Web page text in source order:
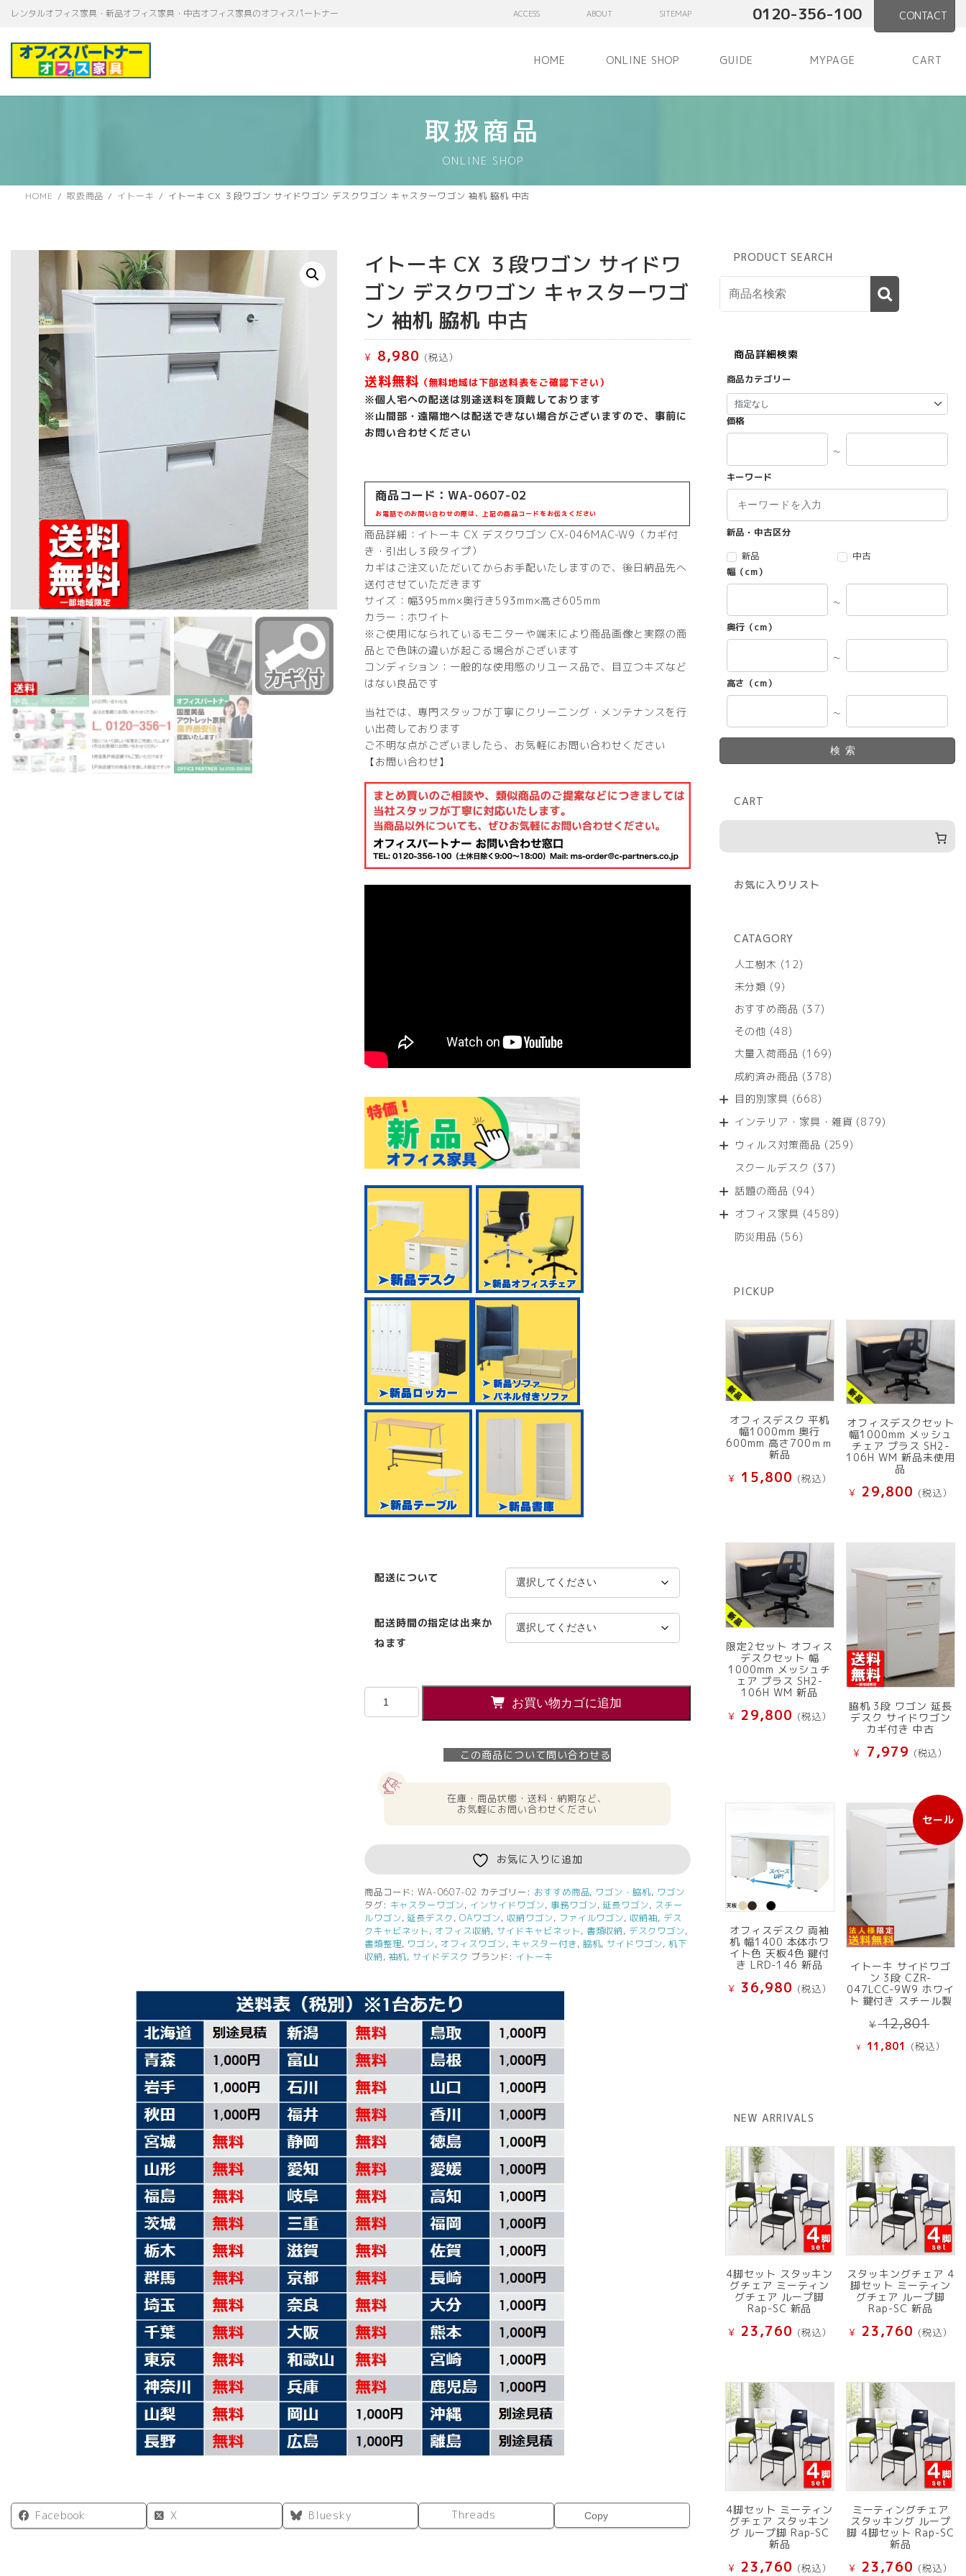
テ
ゲ
レンタルオフィス家具・新品オフィス家具・中古オフィス家具のオフィスパートナー ACCESS ABOUT SITEMAP 0120-356-100 CONTACT
HOME ONLINE SHOP GUIDE MYPAGE CART
取扱商品
ONLINE SHOP
HOME 取扱商品 イトーキ イトーキ CX ３段ワゴン サイドワゴン デスクワゴン キャスターワゴン 袖机 脇机 中古
イトーキ CX ３段ワゴン サイドワ
ゴン デスクワゴン キャスターワゴ
ン 袖机 脇机 中古
¥ 8,980 (税込）
送料無料 （無料地域は下部送料表をご確認下さい）
※個人宅への配送は別途送料を頂戴しております
※山間部・遠隔地へは配送できない場合がございますので、事前に
お問い合わせください
商品コード：WA-0607-02
お電話でのお問い合わせの際は、上記の商品コードをお伝えください
商品詳細：イトーキ CX デスクワゴン CX-046MAC-W9（カギ付
き・引出し３段タイプ）
カギはご注文いただいてからお手配いたしますので、後日納品先へ
送付させていただきます
サイズ：幅395mm×奥行き593mm×高さ605mm
カラー：ホワイト
※ご使用になられているモニターや端末により商品画像と実際の商
品とで色味の違いが起こる場合がございます
コンディション：一般的な使用感のリユース品で、目立つキズなど
はない良品です
当社では、専門スタッフが丁寧にクリーニング・メンテナンスを行
い出荷しております
ご不明な点がございましたら、お気軽にお問い合わせください
【お問い合わせ】
配送について
配送時間の指定は出来か
ねます
イ
ン
サ
イ
ド
ワ
ゴ
ン
デ
ク
ワ
ゴ
ン
キ
ャ
ス
タ
ー
ワ
ゴ
ン
袖
机
脇
机
中
古
個
お買い物カゴに追加
この商品について問い合わせる
在庫・商品状態・送料・納期など、
お気軽にお問い合わせください
お気に入りに追加
商品コード:WA-0607-02 カテゴリー: おすすめ商品, ワゴン・脇机, ワゴン
タグ: キャスターワゴン, インサイドワゴン, 事務ワゴン, 延長ワゴン, スチー
ルワゴン, 延長デスク ,OAワゴン, 収納ワゴン, ファイルワゴン,収納袖, デス
クキャビネット, オフィス収納, サイドキャビネット, 書類収納, デスクワゴン,
書類整理, ワゴン, オフィスワゴン, キャスター付き, 脇机, サイドワゴン,机下
収納, 袖机, サイドデスク ブランド: イトーキ
Facebook X Bluesky Threads Copy
PRODUCT SEARCH
商品詳細検索
商品カテゴリー
価格
～
キーワード
新品・中古区分
新品
中古
幅（cm）
～
奥行（cm）
～
高さ（cm）
～
検索
CART
お気に入りリスト
CATAGORY
人工樹木
1212
商
未分類 99
の
商
おすすめ商品 3737
商
その他 4848
の
商
大量入荷商品 169169
の
成約済み商品 378378
商
目的別家具 668668
の
商
インテリア・家具・雑貨 879879
ウィルス対策商品 259259
スクールデスク 3737
商
話題の商品 9494
の
オフィス家具 45894589
防災用品 5656
PICKUP
オフィスデスク 平机
幅1000mm 奥行
600mm 高さ700ｍｍ
新品
¥ 15,800 (税込）
オフィスデスクセット
幅1000mm メッシュ
チェア プラス SH2-
106H WM 新品未使用
品
¥ 29,800 (税込）
限定2セット オフィス
デスクセット 幅
1000mm メッシュチ
ェア プラス SH2-
106H WM 新品
¥ 29,800 (税込）
脇机 3段 ワゴン 延長
デスク サイドワゴン
カギ付き 中古
¥ 7,979 (税込）
オフィスデスク 両袖
机 幅1400 本体ホワ
イト色 天板4色 鍵付
き LRD-146 新品
¥ 36,980 (税込）
セール
販
売
中
品
イトーキ サイドワゴ
ン 3段 CZR-
047LCC-9W9 ホワイ
ト 鍵付き スチール製
¥12,801
の
価
¥ 11,801 現
で
す。
(税込）
NEW ARRIVALS
4脚セット スタッキン
グチェア ミーティン
グチェア ループ脚
Rap-SC 新品
¥ 23,760 (税込）
スタッキングチェア 4
脚セット ミーティン
グチェア ループ脚
Rap-SC 新品
¥ 23,760 (税込）
4脚セット ミーティン
グチェア スタッキン
グ ループ脚 Rap-SC
新品
¥ 23,760 (税込）
ミーティングチェア
スタッキング ループ
脚 4脚セット Rap-SC
新品
¥ 23,760 (税込）